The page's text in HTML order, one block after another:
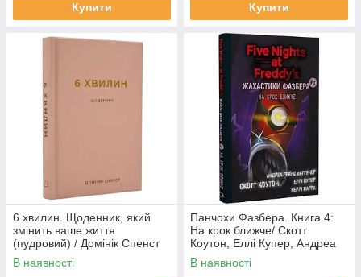
Купити Купити
6 хвилин. Щоденник, який
змінить ваше життя
(пудровий) / Домінік Спенст
В наявності
Панчохи Фазбера. Книга 4:
На крок ближче/ Скотт
Коутон, Еллі Купер, Андреа
Рейнс Ваггенер, Келлі Парра
В наявності